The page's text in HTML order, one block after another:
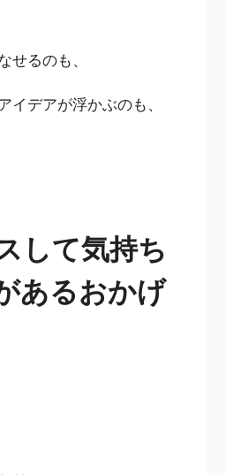
せるのも、
イデアが浮かぶのも、
して気持ち
あるおかげ